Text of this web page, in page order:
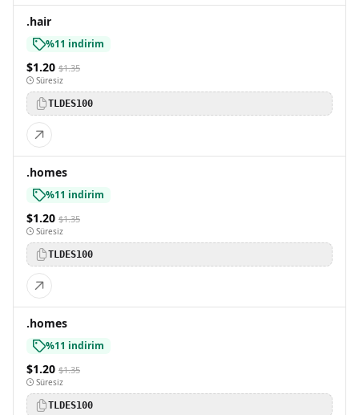
.hair
%11 indirim
$1.20 $1.35
Süresiz
TLDES100
.homes
%11 indirim
$1.20 $1.35
Süresiz
TLDES100
.homes
%11 indirim
$1.20 $1.35
Süresiz
TLDES100